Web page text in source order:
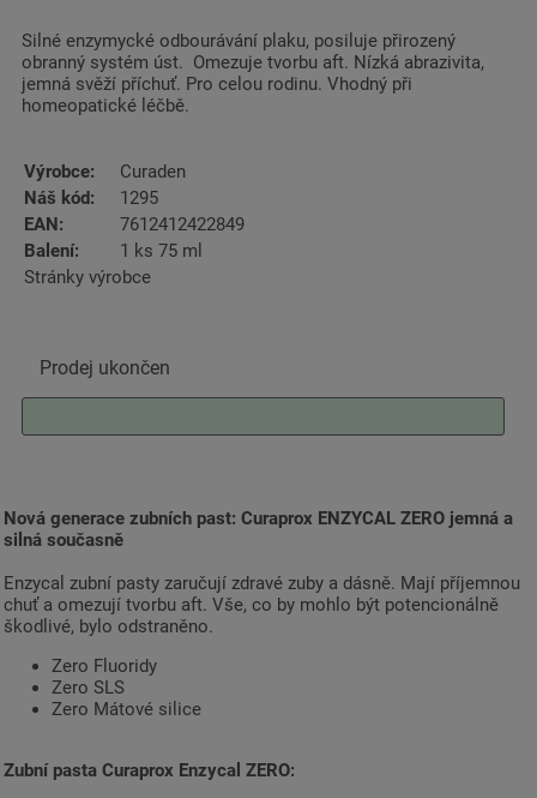
Silné enzymycké odbourávání plaku, posiluje přirozený
obranný systém úst. Omezuje tvorbu aft. Nízká abrazivita,
jemná svěží příchuť. Pro celou rodinu. Vhodný při
homeopatické léčbě.
Výrobce:
Curaden
Náš kód:
1295
EAN:
7612412422849
Balení:
1 ks 75 ml
Stránky výrobce
Prodej ukončen
Nová generace zubních past: Curaprox ENZYCAL ZERO jemná a
silná současně
Enzycal zubní pasty zaručují zdravé zuby a dásně. Mají příjemnou
chuť a omezují tvorbu aft. Vše, co by mohlo být potencionálně
škodlivé, bylo odstraněno.
Zero Fluoridy
Zero SLS
Zero Mátové silice
Zubní pasta Curaprox Enzycal ZERO: